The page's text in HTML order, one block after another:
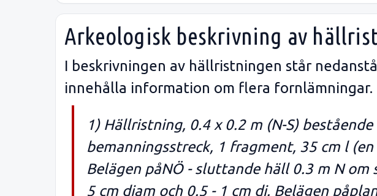
Arkeologisk beskrivning av
I beskrivningen av hällristningen står
innehålla information om flera
1) Hällristning, 0.4 x 0.2 m (N-S)
bemanningsstreck, 1 fragment, 35 cm l
Belägen påNÖ - sluttande häll 0.3 m N
5 cm diam och 0.5 - 1 cm dj. Belägen